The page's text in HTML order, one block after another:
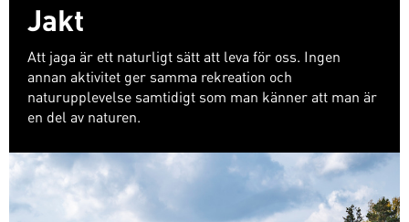
Jakt
Att jaga är ett naturligt sätt att leva för oss. Ingen
annan aktivitet ger samma rekreation och
naturupplevelse samtidigt som man känner att man är
en del av naturen.